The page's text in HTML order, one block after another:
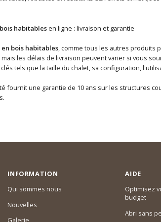
habitablesen ligne : livraison et garantie
bois habitables, comme tous les autres produits
mais les délais de livraison peuvent varier si vous
tels que la taille du chalet, sa configuration,
fournit une garantie de 10 ans sur les structures
INFORMATION
Qui sommes nous
Nouvelles
Galerie
AIDE
Optimisez
budget
Abri sans